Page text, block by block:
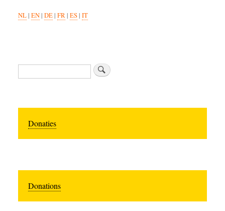
NL| EN| DE| FR| ES| IT
Zoeken
Donaties
Donations